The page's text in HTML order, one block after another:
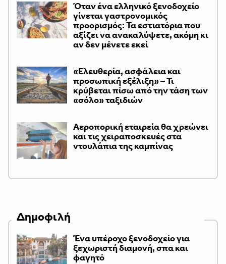
Όταν ένα ελληνικό ξενοδοχείο
γίνεται γαστρονομικός
προορισμός: Τα εστιατόρια που
αξίζει να ανακαλύψετε, ακόμη κι
αν δεν μένετε εκεί
«Ελευθερία, ασφάλεια και
προσωπική εξέλιξη» – Τι
κρύβεται πίσω από την τάση των
«σόλο» ταξιδιών
Αεροπορική εταιρεία θα χρεώνει
και τις χειραποσκευές στα
ντουλάπια της καμπίνας
Δημοφιλή
Ένα υπέροχο ξενοδοχείο για
ξεχωριστή διαμονή, σπα και
φαγητό